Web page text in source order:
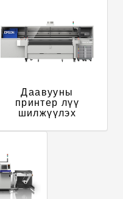
Даавууны
принтер лүү
шилжүүлэх